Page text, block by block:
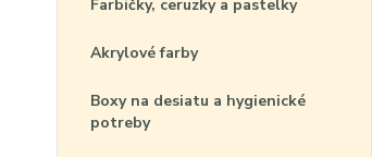
Farbičky, ceruzky a pastelky
Akrylové farby
Boxy na desiatu a hygienické
potreby